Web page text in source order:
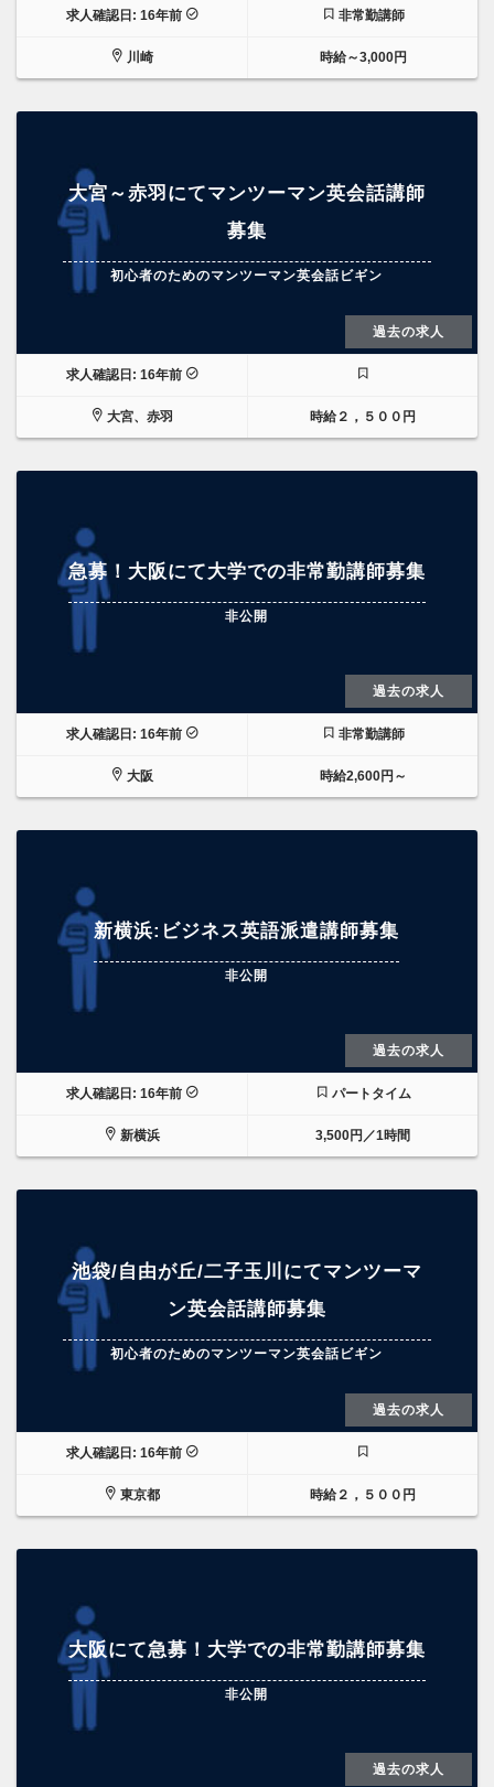
求人確認日: 16年前 非常勤講師
川崎 時給～3,000円
大宮～赤羽にてマンツーマン英会話講師
募集
初心者のためのマンツーマン英会話ビギン
過去の求人
求人確認日: 16年前
大宮、赤羽 時給２，５００円
急募！大阪にて大学での非常勤講師募集
非公開
過去の求人
求人確認日: 16年前 非常勤講師
大阪 時給2,600円～
新横浜:ビジネス英語派遣講師募集
非公開
過去の求人
求人確認日: 16年前 パートタイム
新横浜 3,500円／1時間
池袋/自由が丘/二子玉川にてマンツーマ
ン英会話講師募集
初心者のためのマンツーマン英会話ビギン
過去の求人
求人確認日: 16年前
東京都 時給２，５００円
大阪にて急募！大学での非常勤講師募集
非公開
過去の求人